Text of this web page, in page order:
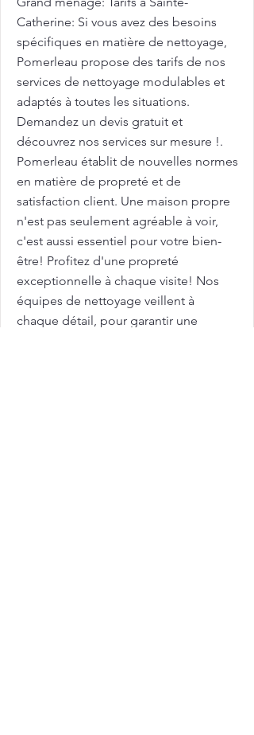
Catherine: Si vous avez des besoins
spécifiques en matière de nettoyage,
Pomerleau propose des tarifs de nos
services de nettoyage modulables et
adaptés à toutes les situations.
Demandez un devis gratuit et
découvrez nos services sur mesure !.
Pomerleau établit de nouvelles normes
en matière de propreté et de
satisfaction client. Une maison propre
n'est pas seulement agréable à voir,
c'est aussi essentiel pour votre bien-
être! Profitez d'une propreté
exceptionnelle à chaque visite! Nos
équipes de nettoyage veillent à
chaque détail, pour garantir une